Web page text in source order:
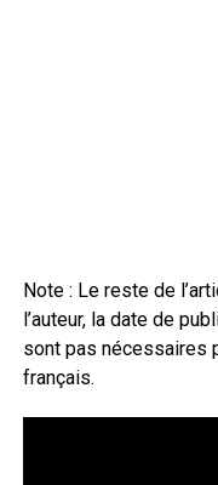
Note : Le reste de
l’auteur, la date de
sont pas nécessaires
français.